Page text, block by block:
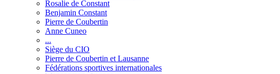
Rosalie de Constant
Benjamin Constant
Pierre de Coubertin
Anne Cuneo
...
Siège du CIO
Pierre de Coubertin et Lausanne
Fédérations sportives internationales